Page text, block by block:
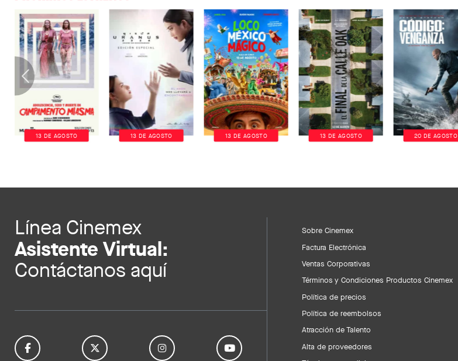
13 DE AGOSTO 13 DE AGOSTO 13 DE AGOSTO 13 DE AGOSTO 20 DE AGOSTO
Línea Cinemex
Asistente Virtual:
Contáctanos aquí
Sobre Cinemex
Factura Electrónica
Ventas Corporativas
Términos y Condiciones Productos Cinemex
Política de precios
Política de reembolsos
Atracción de Talento
Alta de proveedores